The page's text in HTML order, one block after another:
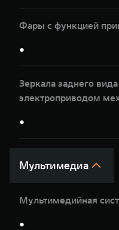
Фары с функцией
●
Зеркала заднего
электроприводом
●
Мультимедиа
Мультимедийная
●